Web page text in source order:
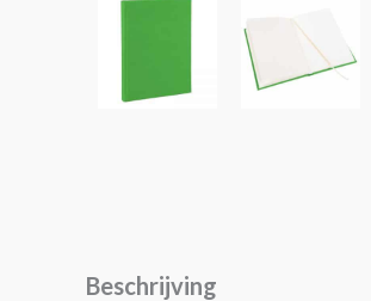
Beschrijving